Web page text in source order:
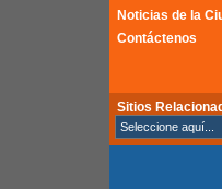
Noticias de la
Contáctenos
Sitios